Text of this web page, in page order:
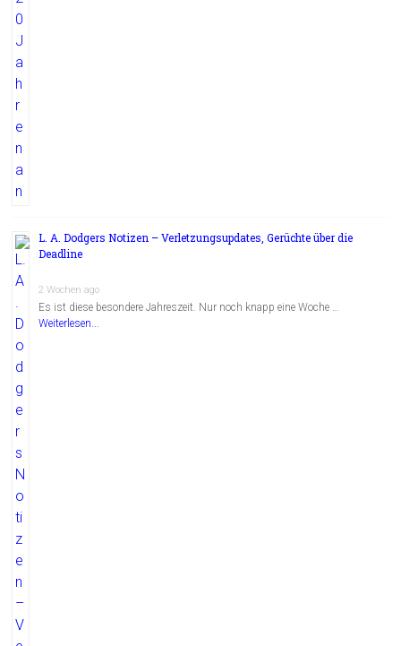
L. A. Dodgers Notizen – Verletzungsupdates, Gerüchte über die
Deadline
2 Wochen ago
Es ist diese besondere Jahreszeit. Nur noch knapp eine Woche …
Weiterlesen...